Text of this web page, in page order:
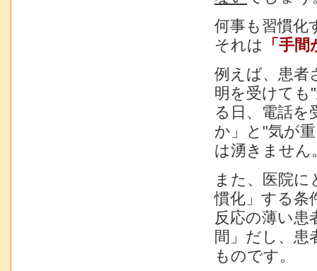
何事も習慣化
それは
「手
例えば、患者
明を受けて
る日、電話を
か」と"気が
は湧きません
また、医院
慣化」する条
反応の薄い
間」だし、患
ものです。